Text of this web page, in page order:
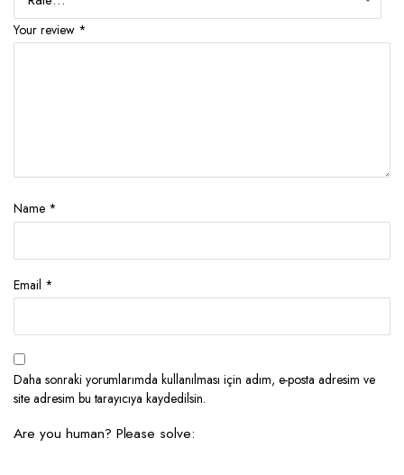
Your review *
Name *
Email *
Daha sonraki yorumlarımda kullanılması için adım, e-posta adresim ve
site adresim bu tarayıcıya kaydedilsin.
Are you human? Please solve: